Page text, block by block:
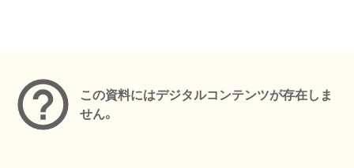
この資料にはデジタルコンテンツが存在しま
せん。